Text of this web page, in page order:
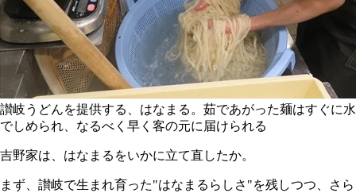
讃岐うどんを提供する、はなまる。茹であがった麺はすぐに水
でしめられ、なるべく早く客の元に届けられる
吉野家は、はなまるをいかに立て直したか。
まず、讃岐で生まれ育った"はなまるらしさ"を残しつつ、さら